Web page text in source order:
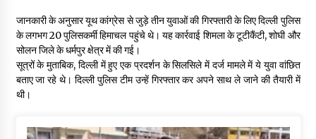
पुलिस कांस्टेबल भर्ती के लिए बड़ी राहत, आयु सीमा में 1 वर्ष की छूट आवेदन की
अंतिम तिथि अब 21 अगस्त
04/08/2026
जानकारी के अनुसार यूथ कांग्रेस से जुड़े तीन युवाओं की गिरफ्तारी के लिए दिल्ली पुलिस
के लगभग 20 पुलिसकर्मी हिमाचल पहुंचे थे। यह कार्रवाई शिमला के टूटीकैंटी, शोघी और
सोलन जिले के धर्मपुर क्षेत्र में की गई।
सूत्रों के मुताबिक, दिल्ली में हुए एक प्रदर्शन के सिलसिले में दर्ज मामले में ये युवा वांछित
बताए जा रहे थे। दिल्ली पुलिस टीम उन्हें गिरफ्तार कर अपने साथ ले जाने की तैयारी में
थी।